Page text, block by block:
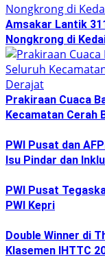
Amsakar Lantik
Nongkrong di
Prakiraan Cuaca
Kecamatan Cerah
PWI Pusat dan
Isu Pindar dan
PWI Pusat
PWI Kepri
Double Winner di
Klasemen IHTTC